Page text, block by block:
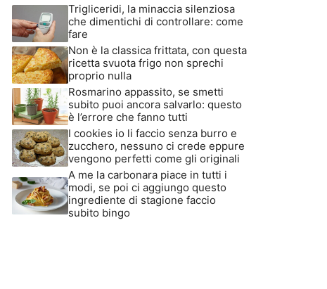
Trigliceridi, la minaccia silenziosa
che dimentichi di controllare: come
fare
Non è la classica frittata, con questa
ricetta svuota frigo non sprechi
proprio nulla
Rosmarino appassito, se smetti
subito puoi ancora salvarlo: questo
è l’errore che fanno tutti
I cookies io li faccio senza burro e
zucchero, nessuno ci crede eppure
vengono perfetti come gli originali
A me la carbonara piace in tutti i
modi, se poi ci aggiungo questo
ingrediente di stagione faccio
subito bingo